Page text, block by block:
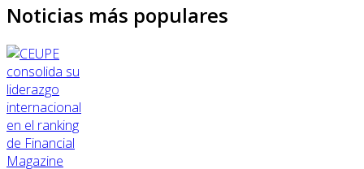
Noticias más populares